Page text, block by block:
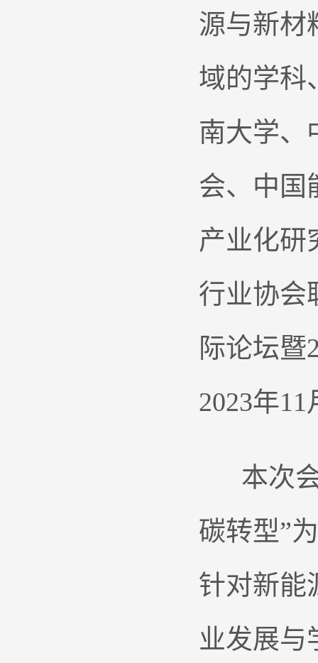
源与新材
域的学科
南大学、
会、中国
产业化研
行业协会
际论坛暨
2023年
本次会
碳转型”
针对新能
业发展与